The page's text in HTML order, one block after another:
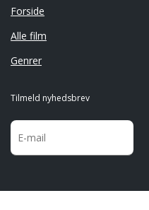
Forside
Alle film
Genrer
Tilmeld nyhedsbrev